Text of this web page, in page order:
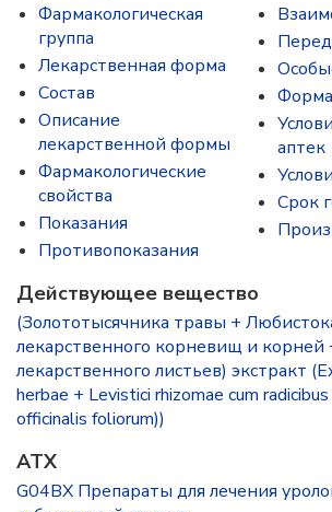
Фармакологическая
группа
Лекарственная форма
Состав
Описание
лекарственной формы
Фармакологические
свойства
Показания
Противопоказания
аптек
Срок
Действующее вещество
(Золототысячника травы +
лекарственного корневищ и корней
лекарственного листьев) экстракт
herbae + Levistici rhizomae cum
officinalis foliorum))
ATX
G04BX Препараты для лечения